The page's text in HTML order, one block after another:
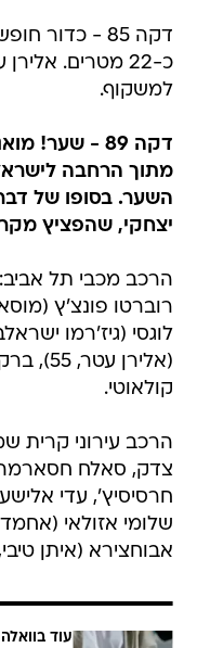
דקה 85 -
כ-22 מטרים.
למשקוף.
דקה 89 -
מתוך הרחבה
השער. בסופו של
יצחקי, שהפציץ
הרכב מכבי תל אביב:
(אלירן
קולאוטי.
הרכב עירוני קרית
צדק, סאלח חסארמה,
אבוחצירא (איתן טיבי, 68).
עוד בוואלה